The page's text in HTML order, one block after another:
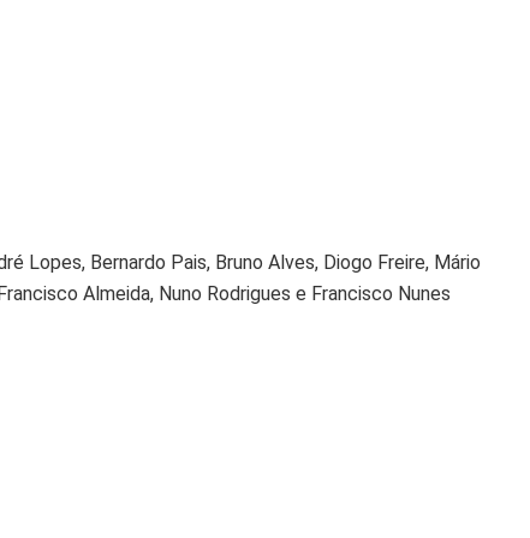
Lopes, Bernardo Pais, Bruno Alves, Diogo Freire, Mário
Almeida, Nuno Rodrigues e Francisco Nunes